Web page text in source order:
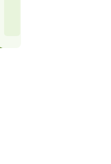
不
我